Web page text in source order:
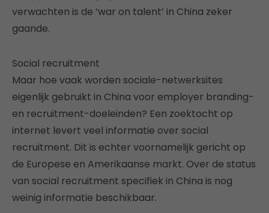
verwachten is de ‘war on talent’ in China zeker
gaande.
Social recruitment
Maar hoe vaak worden sociale-netwerksites
eigenlijk gebruikt in China voor employer branding-
en recruitment-doeleinden? Een zoektocht op
internet levert veel informatie over social
recruitment. Dit is echter voornamelijk gericht op
de Europese en Amerikaanse markt. Over de status
van social recruitment specifiek in China is nog
weinig informatie beschikbaar.